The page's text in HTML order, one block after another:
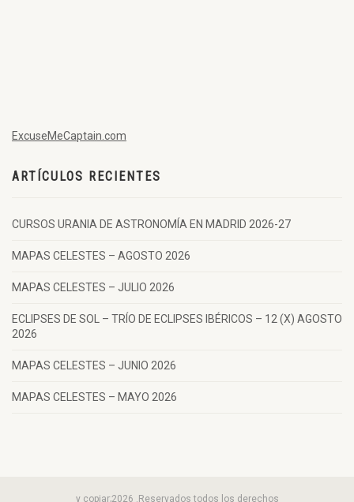
ExcuseMeCaptain.com
ARTÍCULOS RECIENTES
CURSOS URANIA DE ASTRONOMÍA EN MADRID 2026-27
MAPAS CELESTES – AGOSTO 2026
MAPAS CELESTES – JULIO 2026
ECLIPSES DE SOL – TRÍO DE ECLIPSES IBÉRICOS – 12 (X) AGOSTO
2026
MAPAS CELESTES – JUNIO 2026
MAPAS CELESTES – MAYO 2026
y copiar;2026 .Reservados todos los derechos